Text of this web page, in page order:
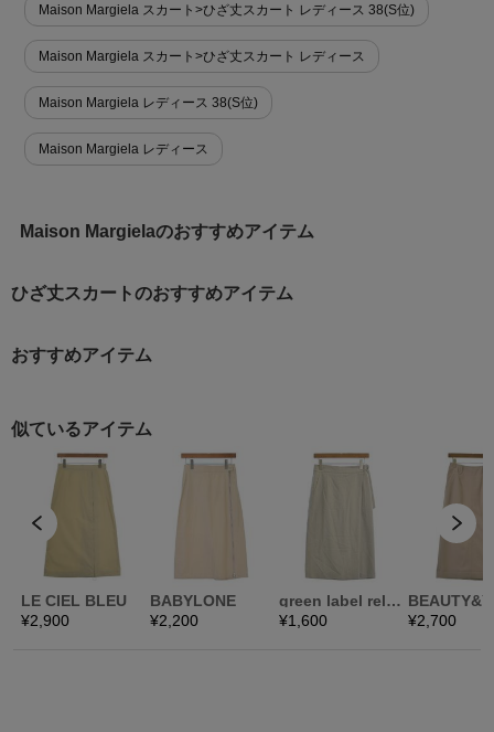
Maison Margiela スカート>ひざ丈スカート レディース 38(S位)
Maison Margiela スカート>ひざ丈スカート レディース
Maison Margiela レディース 38(S位)
Maison Margiela レディース
Maison Margielaのおすすめアイテム
ひざ丈スカートのおすすめアイテム
おすすめアイテム